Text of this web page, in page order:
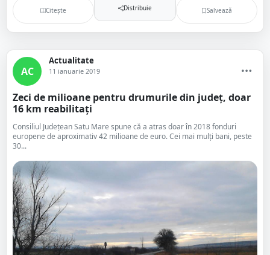
Citește Distribuie Salvează
AC
Actualitate
11 ianuarie 2019
Zeci de milioane pentru drumurile din județ, doar
16 km reabilitați
Consiliul Județean Satu Mare spune că a atras doar în 2018 fonduri
europene de aproximativ 42 milioane de euro. Cei mai mulți bani, peste
30...